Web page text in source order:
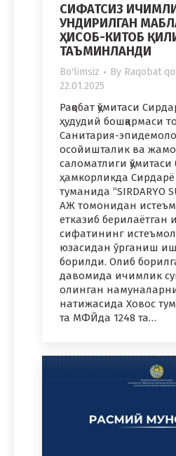
СИФАТСИЗ
УНДИРИЛГАН
ҲИСОБ-КИТОБ
ТАЪМИНЛАНДИ
Bo'limsiz By Raqobat
22.01.2025
Рақобат қўмитаси
ҳудудий бошқармаси
Санитария-
осойишталик ва
саломатлиги
ҳамкорликда
туманида “SIRDARYO
АЖ томонидан
етказиб берилаётган
сифатининг
юзасидан ўрганиш
борилди. Олиб
давомида ичимлик
олинган
натижасида Ховос
та МФЙда 1248 та…